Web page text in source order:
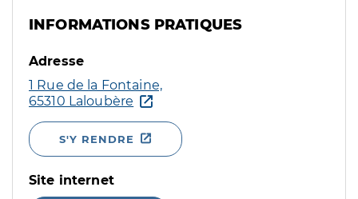
INFORMATIONS PRATIQUES
Adresse
1 Rue de la Fontaine,
65310 Laloubère
S'Y RENDRE
Site internet